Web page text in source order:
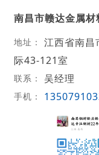
南昌市赣达金属材
地址：
江西省南昌
际43-121室
联系： 吴经理
手机：